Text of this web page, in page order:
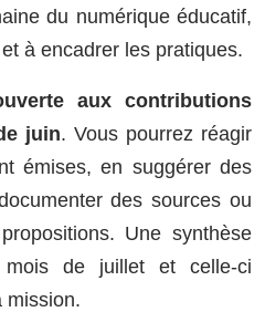
du numérique éducatif,
à encadrer les pratiques.
aux contributions
juin. Vous pourrez réagir
émises, en suggérer des
des sources ou
Une synthèse
de juillet et celle-ci
mission.